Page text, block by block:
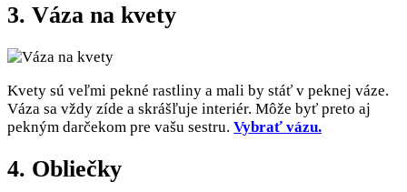
3. Váza na kvety
Kvety sú veľmi pekné rastliny a mali by stáť v peknej váze.
Váza sa vždy zíde a skrášľuje interiér. Môže byť preto aj
pekným darčekom pre vašu sestru. Vybrať vázu.
4. Obliečky